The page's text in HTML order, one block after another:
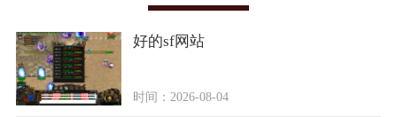
好的sf网站
时间：2026-08-04